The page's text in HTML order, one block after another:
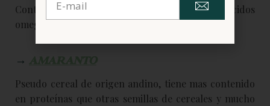
Contiene mucha fibra y es buena fuente de ácidos
omega 3 y 6.
→
Pseudo cereal de origen andino, tiene mas contenido
en proteínas que otras semillas de cereales y mucho